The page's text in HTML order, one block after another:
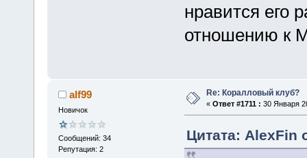
нравится его
отношению к
alf99
Новичок
Сообщений: 34
Репутация: 2
Re: Коралловый клуб?
« Ответ #1711 : 30 Января
Цитата: AlexFin